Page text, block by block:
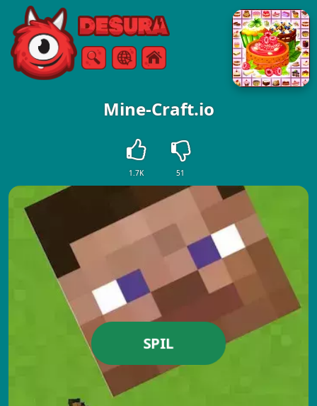
Free Online Games
Søg Menu
Mine-Craft.io
1.7K 51
SPIL